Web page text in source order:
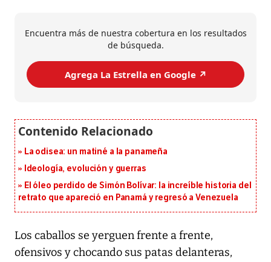
Encuentra más de nuestra cobertura en los resultados
de búsqueda.
Agrega La Estrella en Google ↗️
La odisea: un matiné a la panameña
Ideología, evolución y guerras
El óleo perdido de Simón Bolívar: la increíble historia del
retrato que apareció en Panamá y regresó a Venezuela
Los caballos se yerguen frente a frente,
ofensivos y chocando sus patas delanteras,